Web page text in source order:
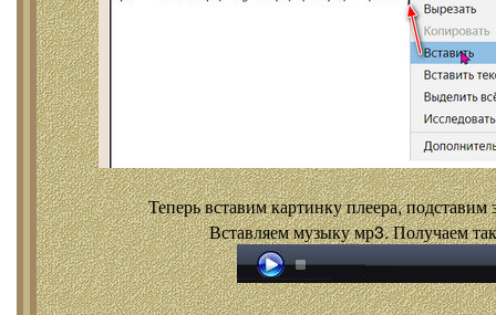
Теперь вставим картинку плеера, подставим
Вставляем музыку мр3. Получаем